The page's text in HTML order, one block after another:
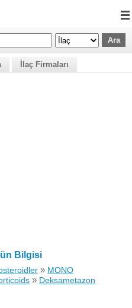
İlaç Firmaları
Bilgisi
» MONO
» Deksametazon